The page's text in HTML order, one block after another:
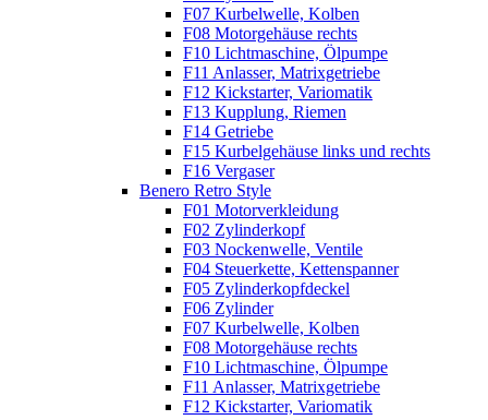
F07 Kurbelwelle, Kolben
F08 Motorgehäuse rechts
F10 Lichtmaschine, Ölpumpe
F11 Anlasser, Matrixgetriebe
F12 Kickstarter, Variomatik
F13 Kupplung, Riemen
F14 Getriebe
F15 Kurbelgehäuse links und rechts
F16 Vergaser
Benero Retro Style
F01 Motorverkleidung
F02 Zylinderkopf
F03 Nockenwelle, Ventile
F04 Steuerkette, Kettenspanner
F05 Zylinderkopfdeckel
F06 Zylinder
F07 Kurbelwelle, Kolben
F08 Motorgehäuse rechts
F10 Lichtmaschine, Ölpumpe
F11 Anlasser, Matrixgetriebe
F12 Kickstarter, Variomatik